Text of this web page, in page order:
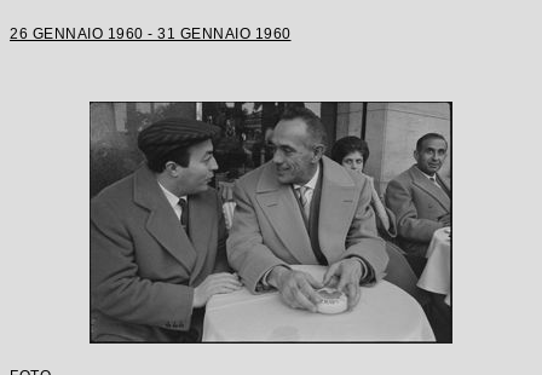
26 GENNAIO 1960 - 31 GENNAIO 1960